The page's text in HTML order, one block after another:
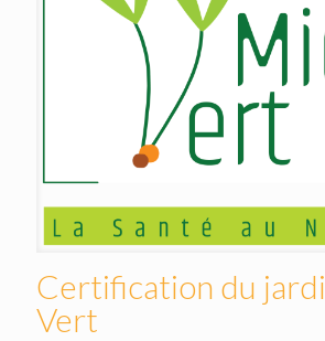
Certification du
Vert